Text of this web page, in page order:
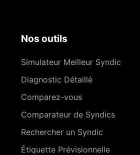
Nos outils
Simulateur Meilleur Syndic
Diagnostic Détaillé
Comparez-vous
Comparateur de Syndics
Rechercher un Syndic
Étiquette Prévisionnelle